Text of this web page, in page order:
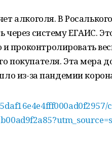
алкоголя. В
систему ЕГАИС.
проконтролировать
покупателя. Эта мера
из-за пандемии